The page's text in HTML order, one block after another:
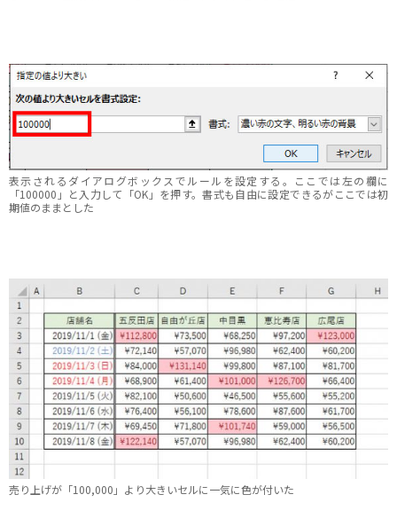
表示されるダイアログボックスでルールを設定する。ここでは左の欄に
「100000」と入力して「OK」を押す。書式も自由に設定できるがここでは初
期値のままとした
売り上げが「100,000」より大きいセルに一気に色が付いた